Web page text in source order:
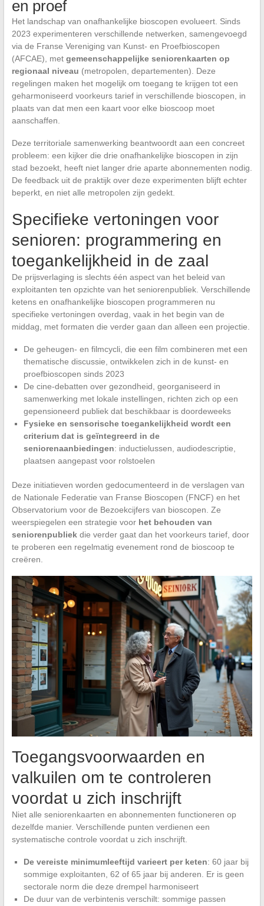
en proef
Het landschap van onafhankelijke bioscopen evolueert. Sinds
2023 experimenteren verschillende netwerken, samengevoegd
via de Franse Vereniging van Kunst- en Proefbioscopen
(AFCAE), met gemeenschappelijke seniorenkaarten op
regionaal niveau (metropolen, departementen). Deze
regelingen maken het mogelijk om toegang te krijgen tot een
geharmoniseerd voorkeurs tarief in verschillende bioscopen, in
plaats van dat men een kaart voor elke bioscoop moet
aanschaffen.
Deze territoriale samenwerking beantwoordt aan een concreet
probleem: een kijker die drie onafhankelijke bioscopen in zijn
stad bezoekt, heeft niet langer drie aparte abonnementen nodig.
De feedback uit de praktijk over deze experimenten blijft echter
beperkt, en niet alle metropolen zijn gedekt.
Specifieke vertoningen voor
senioren: programmering en
toegankelijkheid in de zaal
De prijsverlaging is slechts één aspect van het beleid van
exploitanten ten opzichte van het seniorenpubliek. Verschillende
ketens en onafhankelijke bioscopen programmeren nu
specifieke vertoningen overdag, vaak in het begin van de
middag, met formaten die verder gaan dan alleen een projectie.
De geheugen- en filmcycli, die een film combineren met een
thematische discussie, ontwikkelen zich in de kunst- en
proefbioscopen sinds 2023
De cine-debatten over gezondheid, georganiseerd in
samenwerking met lokale instellingen, richten zich op een
gepensioneerd publiek dat beschikbaar is doordeweeks
Fysieke en sensorische toegankelijkheid wordt een
criterium dat is geïntegreerd in de
seniorenaanbiedingen: inductielussen, audiodescriptie,
plaatsen aangepast voor rolstoelen
Deze initiatieven worden gedocumenteerd in de verslagen van
de Nationale Federatie van Franse Bioscopen (FNCF) en het
Observatorium voor de Bezoekcijfers van bioscopen. Ze
weerspiegelen een strategie voor het behouden van
seniorenpubliekdie verder gaat dan het voorkeurs tarief, door
te proberen een regelmatig evenement rond de bioscoop te
creëren.
Toegangsvoorwaarden en
valkuilen om te controleren
voordat u zich inschrijft
Niet alle seniorenkaarten en abonnementen functioneren op
dezelfde manier. Verschillende punten verdienen een
systematische controle voordat u zich inschrijft.
De vereiste minimumleeftijd varieert per keten: 60 jaar bij
sommige exploitanten, 62 of 65 jaar bij anderen. Er is geen
sectorale norm die deze drempel harmoniseert
De duur van de verbintenis verschilt: sommige passen